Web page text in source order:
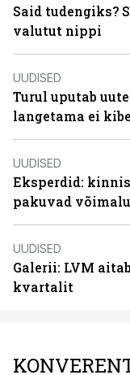
Said tudengiks?
valutut nippi
UUDISED
Turul uputab
langetama ei
UUDISED
Eksperdid:
pakuvad
UUDISED
Galerii: LVM
kvartalit